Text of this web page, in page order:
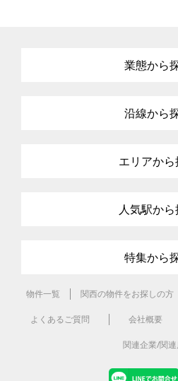
業態から
沿線から
エリアから
人気駅か
特集から
物件一覧 関西の物件をお探しの方
よくあるご質問 会社概要
関連企業/関